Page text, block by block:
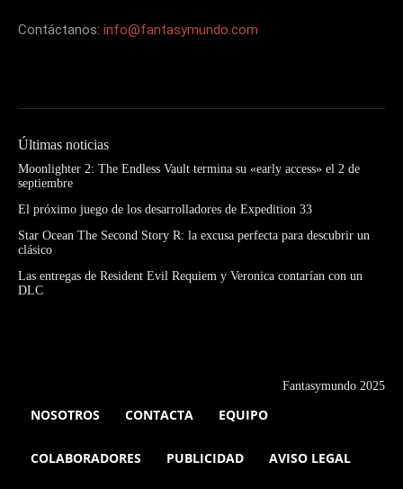
Contáctanos: info@fantasymundo.com
Últimas noticias
Moonlighter 2: The Endless Vault termina su «early access» el 2 de
septiembre
El próximo juego de los desarrolladores de Expedition 33
Star Ocean The Second Story R: la excusa perfecta para descubrir un
clásico
Las entregas de Resident Evil Requiem y Veronica contarían con un
DLC
Fantasymundo 2025
NOSOTROS CONTACTA EQUIPO
COLABORADORES PUBLICIDAD AVISO LEGAL